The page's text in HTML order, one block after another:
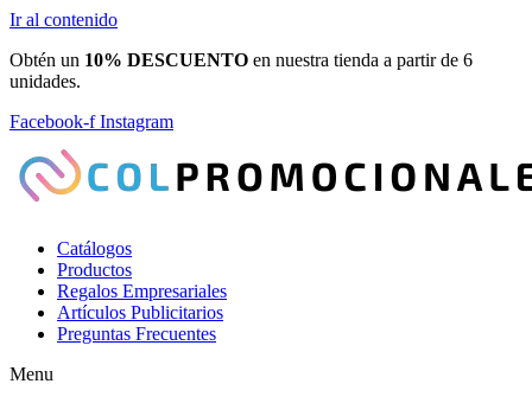
Ir al contenido
Obtén un 10% DESCUENTO en nuestra tienda a partir de 6
unidades.
Facebook-f Instagram
Catálogos
Productos
Regalos Empresariales
Artículos Publicitarios
Preguntas Frecuentes
Menu